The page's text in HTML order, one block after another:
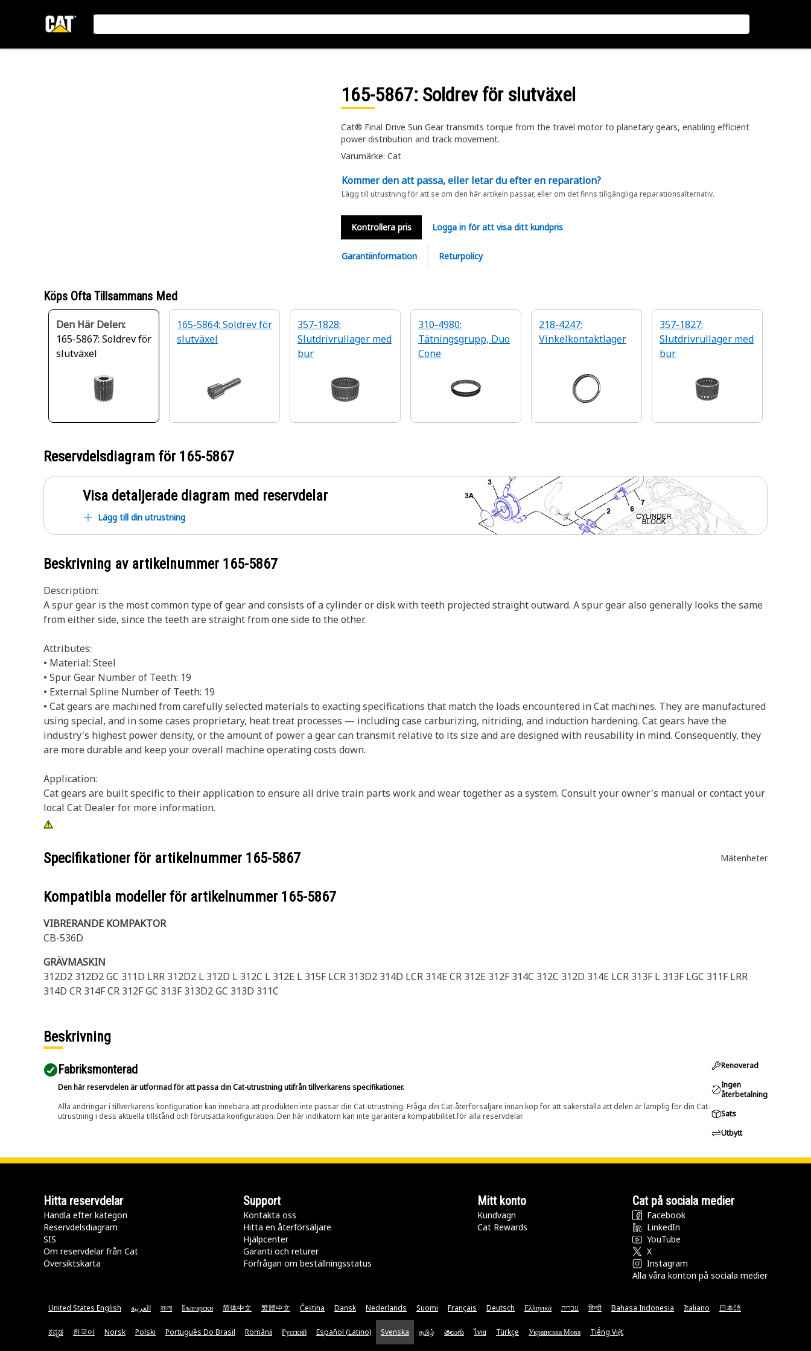
165-5867: Soldrev för slutväxel
Cat® Final Drive Sun Gear transmits torque from the travel motor to planetary gears, enabling efficient
power distribution and track movement.
Varumärke: Cat
Kommer den att passa, eller letar du efter en reparation?
Lägg till utrustning för att se om den här artikeln passar, eller om det finns tillgängliga reparationsalternativ.
Kontrollera pris Logga in för att visa ditt kundpris
Garantiinformation Returpolicy
Köps Ofta Tillsammans Med
Den Här Delen:
165-5867: Soldrev för
slutväxel
165-5864: Soldrev för
slutväxel
357-1828:
Slutdrivrullager med
bur
310-4980:
Tätningsgrupp, Duo
Cone
218-4247:
Vinkelkontaktlager
357-1827:
Slutdrivrullager med
bur
Reservdelsdiagram för 165-5867
Visa detaljerade diagram med reservdelar
Lägg till din utrustning
Beskrivning av artikelnummer 165-5867
Description:
A spur gear is the most common type of gear and consists of a cylinder or disk with teeth projected straight outward. A spur gear also generally looks the same
from either side, since the teeth are straight from one side to the other.
Attributes:
• Material: Steel
• Spur Gear Number of Teeth: 19
• External Spline Number of Teeth: 19
• Cat gears are machined from carefully selected materials to exacting specifications that match the loads encountered in Cat machines. They are manufactured
using special, and in some cases proprietary, heat treat processes — including case carburizing, nitriding, and induction hardening. Cat gears have the
industry's highest power density, or the amount of power a gear can transmit relative to its size and are designed with reusability in mind. Consequently, they
are more durable and keep your overall machine operating costs down.
Application:
Cat gears are built specific to their application to ensure all drive train parts work and wear together as a system. Consult your owner's manual or contact your
local Cat Dealer for more information.
Specifikationer för artikelnummer 165-5867 Mätenheter
Kompatibla modeller för artikelnummer 165-5867
VIBRERANDE KOMPAKTOR
CB-536D
GRÄVMASKIN
312D2 312D2 GC 311D LRR 312D2 L 312D L 312C L 312E L 315F LCR 313D2 314D LCR 314E CR 312E 312F 314C 312C 312D 314E LCR 313F L 313F LGC 311F LRR
314D CR 314F CR 312F GC 313F 313D2 GC 313D 311C
Beskrivning
Fabriksmonterad
Den här reservdelen är utformad för att passa din Cat-utrustning utifrån tillverkarens specifikationer.
Alla ändringar i tillverkarens konfiguration kan innebära att produkten inte passar din Cat-utrustning. Fråga din Cat-återförsäljare innan köp för att säkerställa att delen är lämplig för din Cat-
utrustning i dess aktuella tillstånd och förutsatta konfiguration. Den här indikatorn kan inte garantera kompatibilitet för alla reservdelar.
Renoverad
Ingen
återbetalning
Sats
Utbytt
Hitta reservdelar
Handla efter kategori
Reservdelsdiagram
SIS
Om reservdelar från Cat
Översiktskarta
Support
Kontakta oss
Hitta en återförsäljare
Hjälpcenter
Garanti och returer
Förfrågan om beställningsstatus
Mitt konto
Kundvagn
Cat Rewards
Cat på sociala medier
Facebook
LinkedIn
YouTube
X
Instagram
Alla våra konton på sociala medier
United States English العربية বাংলা Български 简体中文 繁體中文 Čeština Dansk Nederlands Suomi Français Deutsch Ελληνικά עברית हिन्दी Bahasa Indonesia Italiano 日本語
ಕನ್ನಡ 한국어 Norsk Polski Português Do Brasil Română Русский Español (Latino) Svenska தமிழ் తెలుగు ไทย Türkçe Українська Мова Tiếng Việt